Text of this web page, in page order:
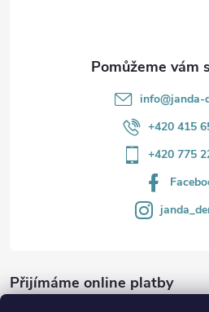
info@janda-
+420 415
+420 775
Přijímáme online platby